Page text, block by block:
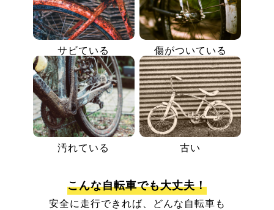
サビている 傷がついている
汚れている 古い
こんな自転車でも大丈夫！
安全に走行できれば、どんな自転車も